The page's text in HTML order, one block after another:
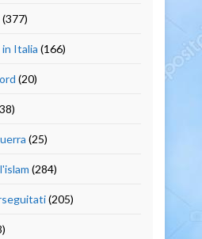
(377)
Italia (166)
(20)
(25)
(284)
(205)